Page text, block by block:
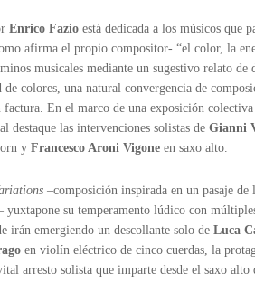
Enrico Fazio está dedicada a los músicos que
afirma el propio compositor- “el color, la
musicales mediante un sugestivo relato de
colores, una natural convergencia de
factura. En el marco de una exposición
destaque las intervenciones solistas de Gianni
y Francesco Aroni Vigone en saxo alto.
–composición inspirada en un pasaje
yuxtapone su temperamento lúdico con
irán emergiendo un descollante solo de Luca
en violín eléctrico de cinco cuerdas, la
arresto solista que imparte desde el saxo alto